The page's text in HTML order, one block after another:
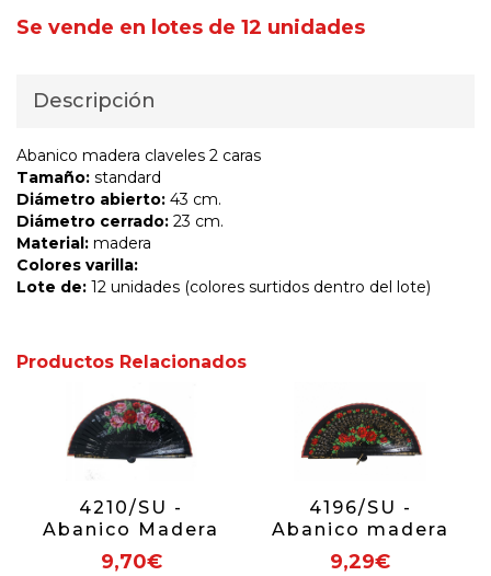
Se vende en lotes de 12 unidades
Descripción
Abanico madera claveles 2 caras
Tamaño: standard
Diámetro abierto: 43 cm.
Diámetro cerrado: 23 cm.
Material: madera
Colores varilla:
Lote de: 12 unidades (colores surtidos dentro del lote)
Productos Relacionados
4210/SU -
Abanico Madera
Lujo 2 Caras
9,70€
4196/SU -
Abanico madera
2 caras lujo
9,29€